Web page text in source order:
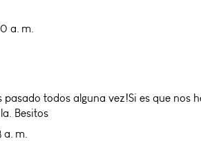
a. m.
todos alguna vez!Si es que
Besitos
a. m.